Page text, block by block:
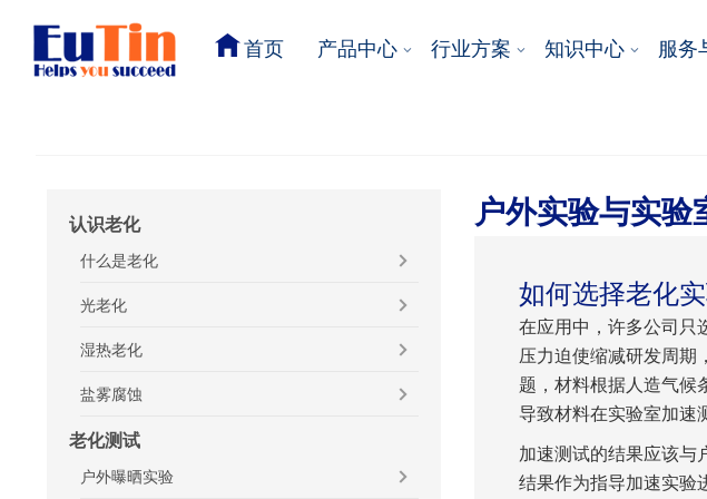
首页 产品中心 行业方案 知识中心 服务
认识老化
什么是老化
光老化
湿热老化
盐雾腐蚀
老化测试
户外曝晒实验
户外实验与实验
如何选择老化
在应用中，许多公司只
压力迫使缩减研发周期
题，材料根据人造气候
导致材料在实验室加速
加速测试的结果应该与
结果作为指导加速实验